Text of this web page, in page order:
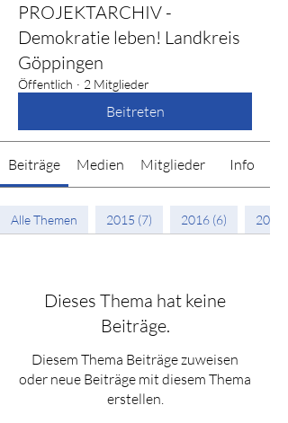
PROJEKTARCHIV -
Demokratie leben! Landkreis
Göppingen
Öffentlich · 2 Mitglieder
Beitreten
Beiträge Medien Mitglieder Info
Alle Themen 2015 (7) 2016 (6) 2017
Dieses Thema hat keine
Beiträge.
Diesem Thema Beiträge zuweisen
oder neue Beiträge mit diesem Thema
erstellen.